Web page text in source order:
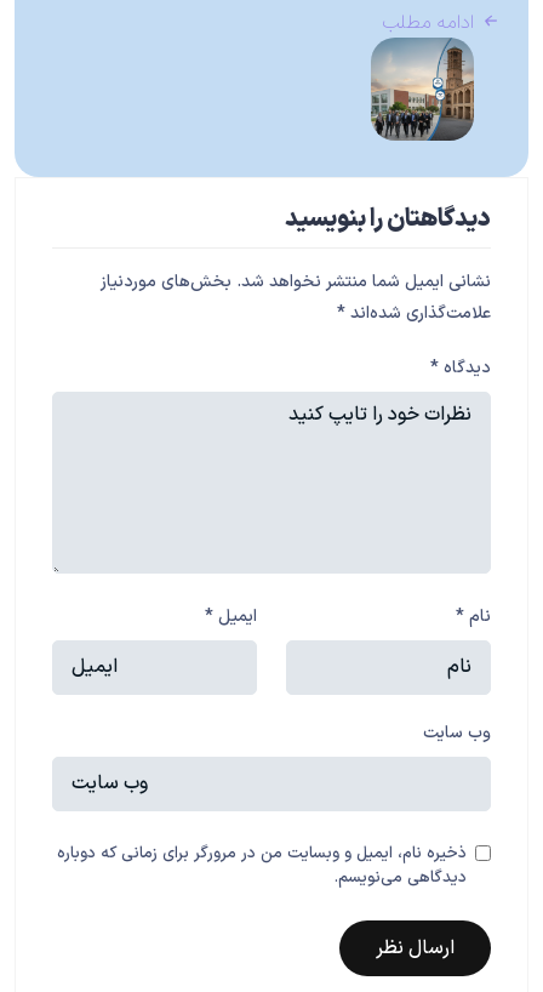
ادامه مطلب
دیدگاهتان را بنویسید
نشانی ایمیل شما منتشر نخواهد شد. بخش‌های موردنیاز
علامت‌گذاری شده‌اند*
دیدگاه*
نام* ایمیل*
وب‌ سایت
ذخیره نام، ایمیل و وبسایت من در مرورگر برای زمانی که دوباره
دیدگاهی می‌نویسم.